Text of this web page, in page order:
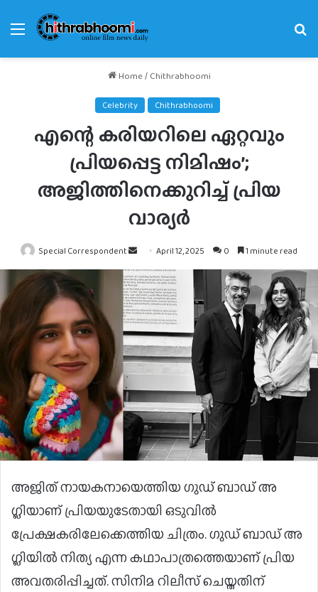
Menu
Home/ Chithrabhoomi
Celebrity Chithrabhoomi
എന്റെ കരിയറിലെ ഏറ്റവും
പ്രിയപ്പെട്ട നിമിഷം’;
അജിത്തിനെക്കുറിച്ച് പ്രിയ
വാര്യർ
Special Correspondent
Send
an
email
April 12, 2025 0 1 minute read
അജിത് നായകനായെത്തിയ ​ഗുഡ് ബാഡ് അ​
ഗ്ലിയാണ് പ്രിയയുടേതായി ഒടുവിൽ
പ്രേക്ഷകരിലേക്കെത്തിയ ചിത്രം. ​ഗുഡ് ബാഡ് അ​
ഗ്ലിയിൽ നിത്യ എന്ന കഥാപാത്രത്തെയാണ് പ്രിയ
അവതരിപ്പിച്ചത്. സിനിമ റിലീസ് ചെയ്തതിന്